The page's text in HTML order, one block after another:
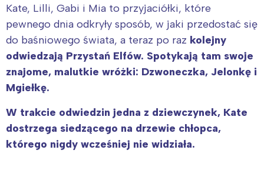
Kate, Lilli, Gabi i Mia to przyjaciółki, które
pewnego dnia odkryły sposób, w jaki przedostać się
do baśniowego świata, a teraz po raz kolejny
odwiedzają Przystań Elfów. Spotykają tam swoje
znajome, malutkie wróżki: Dzwoneczka, Jelonkę i
Mgiełkę.
W trakcie odwiedzin jedna z dziewczynek, Kate
dostrzega siedzącego na drzewie chłopca,
którego nigdy wcześniej nie widziała.